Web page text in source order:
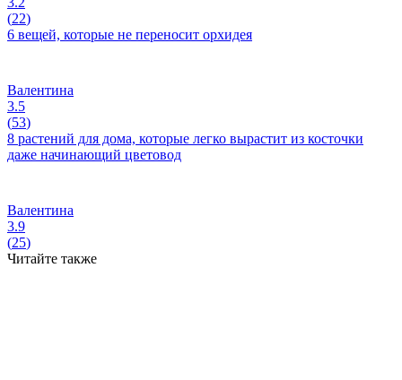
(22)
6 вещей, которые не переносит орхидея
Валентина
3.5
(53)
8 растений для дома, которые легко вырастит из косточки
даже начинающий цветовод
Валентина
3.9
(25)
Читайте также